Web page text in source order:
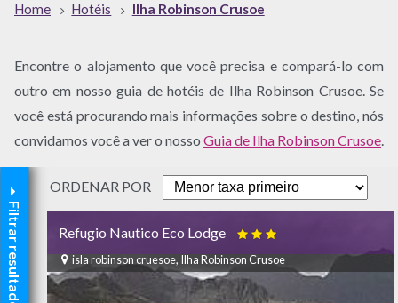
Home Hotéis Ilha Robinson Crusoe
Encontre o alojamento que você precisa e compará-lo com
outro em nosso guia de hotéis de Ilha Robinson Crusoe. Se
você está procurando mais informações sobre o destino, nós
convidamos você a ver o nosso Guia de Ilha Robinson Crusoe.
ORDENAR POR
Refugio Nautico Eco Lodge 
isla robinson cruesoe, Ilha Robinson Crusoe
Filtrar resultados